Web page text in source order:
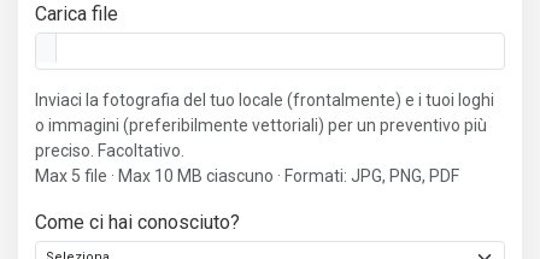
Carica file
Inviaci la fotografia del tuo locale (frontalmente) e i tuoi loghi
o immagini (preferibilmente vettoriali) per un preventivo più
preciso. Facoltativo.
Max 5 file · Max 10 MB ciascuno · Formati: JPG, PNG, PDF
Come ci hai conosciuto?